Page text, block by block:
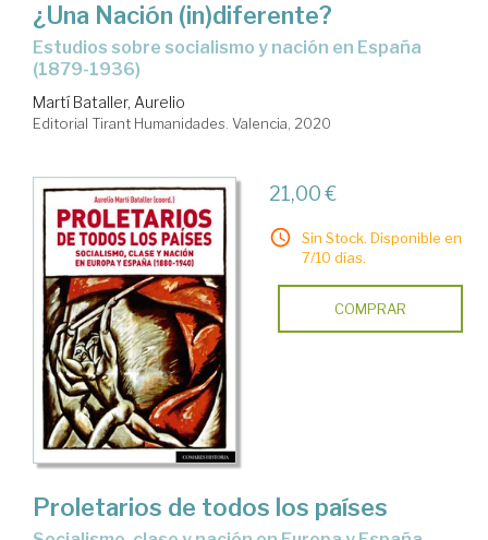
¿Una Nación (in)diferente?
Estudios sobre socialismo y nación en España
(1879-1936)
Martí Bataller, Aurelio
Editorial Tirant Humanidades. Valencia, 2020
21,00 €
Sin Stock. Disponible en
7/10 días.
COMPRAR
Proletarios de todos los países